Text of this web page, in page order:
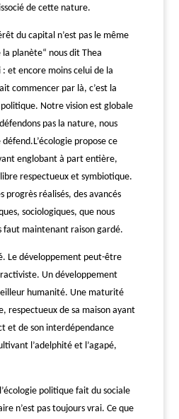
de cette nature.
du capital n’est pas le même
planète“ nous dit Thea
et encore moins celui de la
commencer par là, c’est la
Notre vision est globale
pas la nature, nous
défend.L’écologie propose ce
englobant à part entière,
respectueux et symbiotique.
progrès réalisés, des avancés
sociologiques, que nous
faut maintenant raison gardé.
Le développement peut-être
Un développement
humanité. Une maturité
respectueux de sa maison ayant
et de son interdépendance
l’adelphité et l’agapé,
politique fait du sociale
n’est pas toujours vrai. Ce que